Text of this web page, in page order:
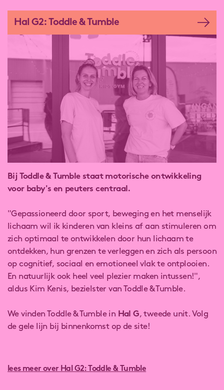
Hal G2: Toddle & Tumble
Bij Toddle & Tumble staat motorische ontwikkeling
voor baby's en peuters centraal.
"Gepassioneerd door sport, beweging en het menselijk
lichaam wil ik kinderen van kleins af aan stimuleren om
zich optimaal te ontwikkelen door hun lichaam te
ontdekken, hun grenzen te verleggen en zich als persoon
op cognitief, sociaal en emotioneel vlak te ontplooien.
En natuurlijk ook heel veel plezier maken intussen!",
aldus Kim Kenis, bezielster van Toddle & Tumble.
We vinden Toddle & Tumble in Hal G, tweede unit. Volg
de gele lijn bij binnenkomst op de site!
lees meer over Hal G2: Toddle & Tumble